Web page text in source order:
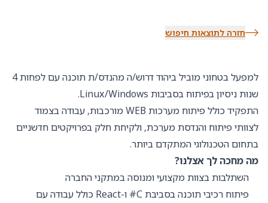
חזרה לתוצאות חיפוש
למפעל בטחוני מוביל ביהוד דרוש/ה מהנדס/ת תוכנה עם לפחות 4
שנות ניסיון בפיתוח בסביבות Linux/Windows.
התפקיד כולל פיתוח מערכות WEB מורכבות, עבודה בצמוד
לצוותי פיתוח והנדסת מערכת, ולקיחת חלק בפרויקטים חדשניים
בתחום הטכנולוגי המתקדם ביותר.
מה מחכה לך אצלנו?
השתלבות בצוות מקצועי ומנוסה במתקני החברה
פיתוח רכיבי תוכנה בסביבת C# ו-React כולל עבודה עם